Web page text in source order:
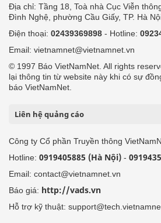
Địa chỉ: Tầng 18, Toà nhà Cục Viễn
Đình Nghệ, phường Cầu Giấy, TP. Hà
Điện thoại: 02439369898 - Hotline:
Email: vietnamnet@vietnamnet.vn
© 1997 Báo VietNamNet. All rights
lại thông tin từ website này khi có sự
báo VietNamNet.
Liên hệ quảng cáo
Công ty Cổ phần Truyền thông
Hotline: 0919405885 (Hà Nội) -
Email: contact@vietnamnet.vn
Báo giá: http://vads.vn
Hỗ trợ kỹ thuật: